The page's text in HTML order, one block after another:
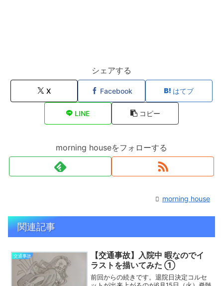
シェアする
X Facebook はてブ
LINE コピー
morning houseをフォローする
morning house
関連記事
交通事故
【交通事故】入院中 暇なのでイ
ラストを描いてみた ①
前回からの続きです。退院日決定コルセ